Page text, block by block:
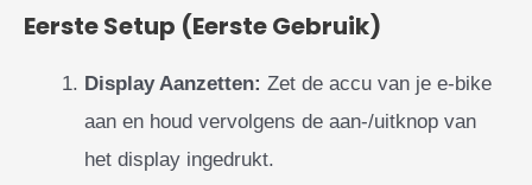
Eerste Setup (Eerste Gebruik)
Display Aanzetten: Zet de accu van je e-bike
aan en houd vervolgens de aan-/uitknop van
het display ingedrukt.